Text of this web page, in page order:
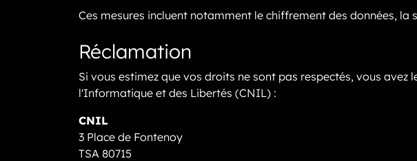
Ces mesures incluent notamment le chiffrement des données,
Réclamation
Si vous estimez que vos droits ne sont pas respectés, vous
l'Informatique et des Libertés (CNIL) :
CNIL
3 Place de Fontenoy
TSA 80715